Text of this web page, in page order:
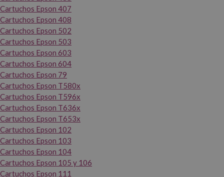
Cartuchos Epson 407
Cartuchos Epson 408
Cartuchos Epson 502
Cartuchos Epson 503
Cartuchos Epson 603
Cartuchos Epson 604
Cartuchos Epson 79
Cartuchos Epson T580x
Cartuchos Epson T596x
Cartuchos Epson T636x
Cartuchos Epson T653x
Cartuchos Epson 102
Cartuchos Epson 103
Cartuchos Epson 104
Cartuchos Epson 105 y 106
Cartuchos Epson 111